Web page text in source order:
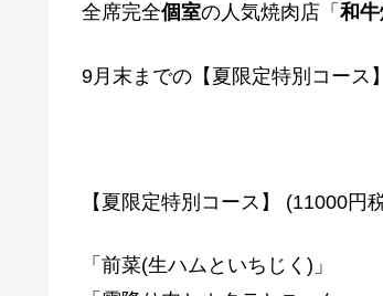
全席完全個室の人気焼肉店「 和
9月末までの【夏限定特別コース
【夏限定特別コース】 (11000円
「前菜(生ハムといちじく)」